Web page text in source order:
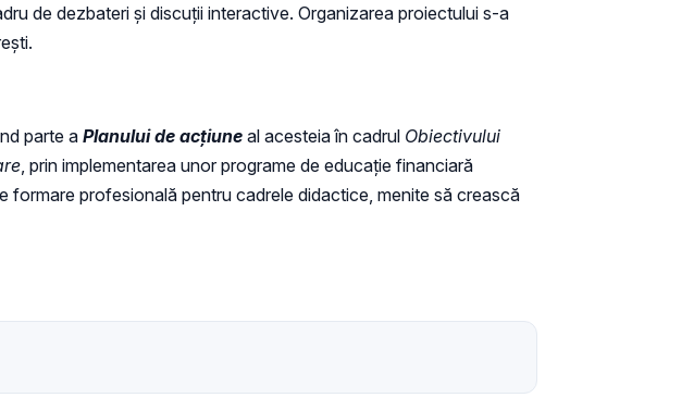
de dezbateri și discuții interactive. Organizarea proiectului s-a
parte a Planului de acțiune al acesteia în cadrul Obiectivului
, prin implementarea unor programe de educație financiară
formare profesională pentru cadrele didactice, menite să crească